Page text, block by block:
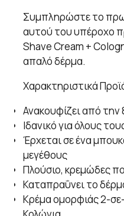
Συμπληρώστε το
αυτού του υπέροχο
Shave Cream +
απαλό δέρμα.
Χαρακτηριστικά
Ανακουφίζει από
Ιδανικό για όλους
Έρχεται σε ένα
μεγέθους
Πλούσιο, κρεμώδες
Καταπραΰνει το
Κρέμα ομορφιάς 2-